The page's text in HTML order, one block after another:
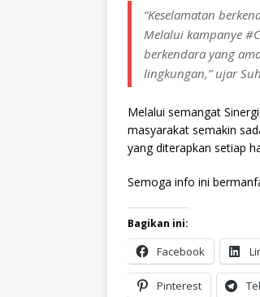
“Keselamatan
Melalui kampanye
berkendara yang
lingkungan,” ujar
Melalui semangat
masyarakat semakin
yang diterapkan setiap
Semoga info ini
Bagikan ini:
Facebook
Pinterest